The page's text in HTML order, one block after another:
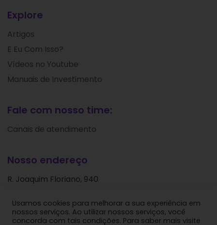
Explore
Artigos
E Eu Com Isso?
Vídeos no Youtube
Manuais de Investimento
Fale com nosso time:
Canais de atendimento
Nosso endereço
R. Joaquim Floriano, 940
São Paulo - SP
CEP: 04534-004
Usamos cookies para melhorar a sua experiência em
nossos serviços. Ao utilizar nossos serviços, você
concorda com tais condições. Para saber mais visite